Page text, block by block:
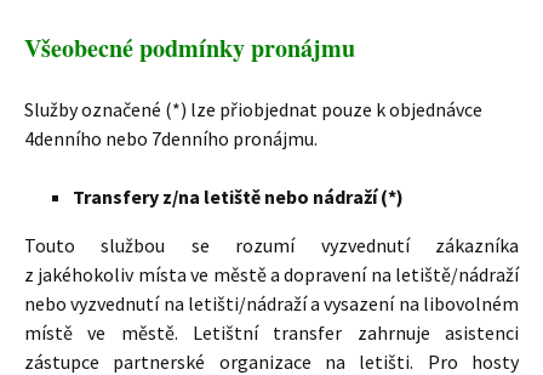
Všeobecné podmínky pronájmu
Služby označené (*) lze přiobjednat pouze k objednávce
4denního nebo 7denního pronájmu.
Transfery z/na letiště nebo nádraží (*)
Touto službou se rozumí vyzvednutí zákazníka
z jakéhokoliv místa ve městě a dopravení na letiště/nádraží
nebo vyzvednutí na letišti/nádraží a vysazení na libovolném
místě ve městě. Letištní transfer zahrnuje asistenci
zástupce partnerské organizace na letišti. Pro hosty